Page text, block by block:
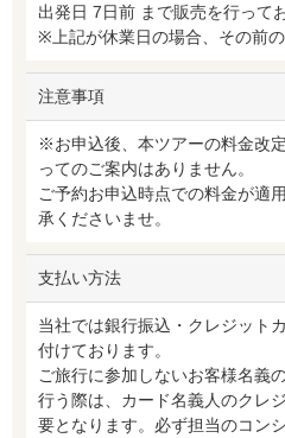
出発日 7日前 まで販売を行って
※上記が休業日の場合、その前の
注意事項
※お申込後、本ツアーの料金改
ってのご案内はありません。
ご予約お申込時点での料金が適
承くださいませ。
支払い方法
当社では銀行振込・クレジット
付けております。
ご旅行に参加しないお客様名義
行う際は、カード名義人のクレ
要となります。必ず担当のコン